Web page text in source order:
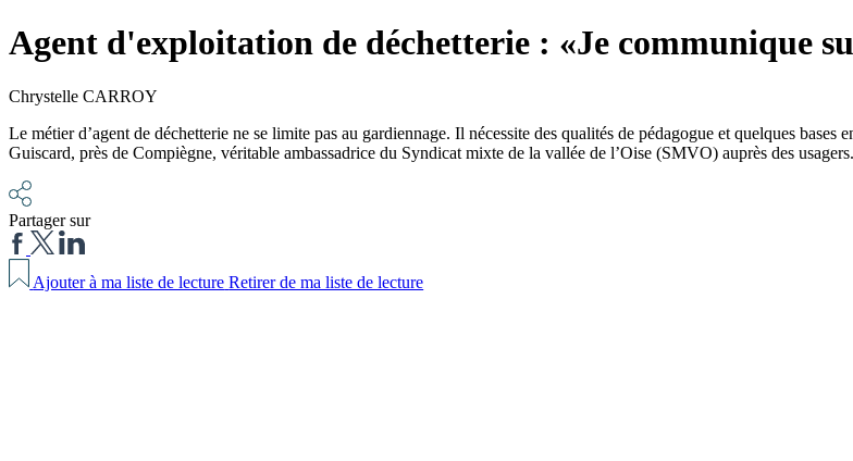
Agent d'exploitation de déchetterie : «Je communique
Chrystelle CARROY
Le métier d’agent de déchetterie ne se limite pas au gardiennage. Il nécessite des qualités de pédagogue et quelques
Guiscard, près de Compiègne, véritable ambassadrice du Syndicat mixte de la vallée de l’Oise (SMVO) auprès des usagers.
Partager sur
Ajouter à ma liste de lecture Retirer de ma liste de lecture